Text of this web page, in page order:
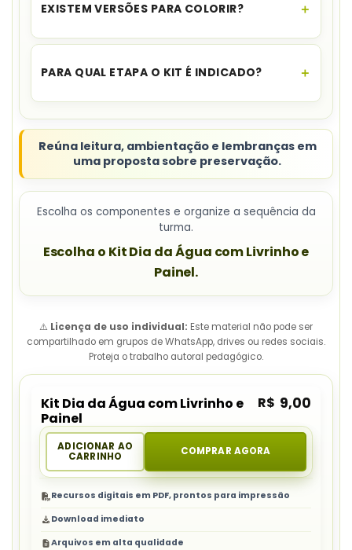
EXISTEM VERSÕES PARA COLORIR?
Sim. O cadastro informa versões coloridas e para
PARA QUAL ETAPA O KIT É INDICADO?
Infantil.
Reúna leitura, ambientação e lembranças em
uma proposta sobre preservação.
Escolha os componentes e organize a sequência da
turma.
Escolha o Kit Dia da Água com Livrinho e
Painel.
⚠️ Licença de uso individual: Este material não pode ser
compartilhado em grupos de WhatsApp, drives ou redes sociais.
Proteja o trabalho autoral pedagógico.
Kit Dia da Água com Livrinho e
Painel
R$ 9,00
ADICIONAR AO
CARRINHO
COMPRAR AGORA
Recursos digitais em PDF, prontos para impressão
Download imediato
Arquivos em alta qualidade